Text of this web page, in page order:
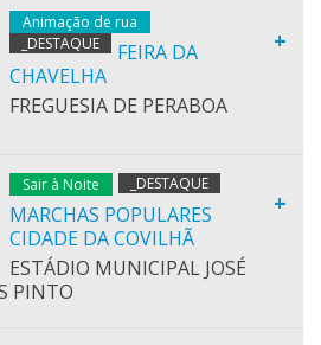
+
Animação de rua
_DESTAQUE
FEIRA DA
CHAVELHA
FREGUESIA DE PERABOA
+
Sair à Noite _DESTAQUE
MARCHAS POPULARES
CIDADE DA COVILHÃ
ESTÁDIO MUNICIPAL JOSÉ
PINTO